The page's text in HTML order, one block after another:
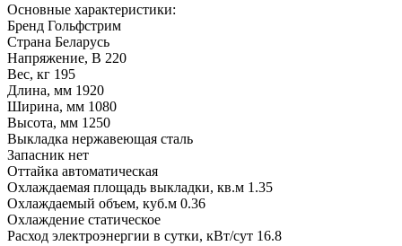
Основные характеристики:
Бренд Гольфстрим
Страна Беларусь
Напряжение, В 220
Вес, кг 195
Длина, мм 1920
Ширина, мм 1080
Высота, мм 1250
Выкладка нержавеющая сталь
Запасник нет
Оттайка автоматическая
Охлаждаемая площадь выкладки, кв.м 1.35
Охлаждаемый объем, куб.м 0.36
Охлаждение статическое
Расход электроэнергии в сутки, кВт/сут 16.8